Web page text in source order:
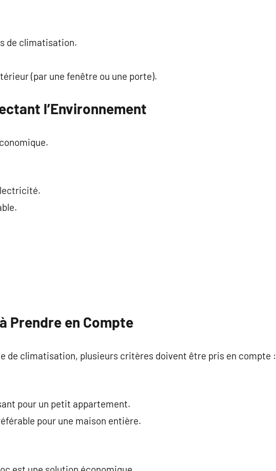
de climatisation.
(par une fenêtre ou une porte).
l’Environnement
Prendre en Compte
de climatisation, plusieurs critères doivent être pris en compte :
pour un petit appartement.
pour une maison entière.